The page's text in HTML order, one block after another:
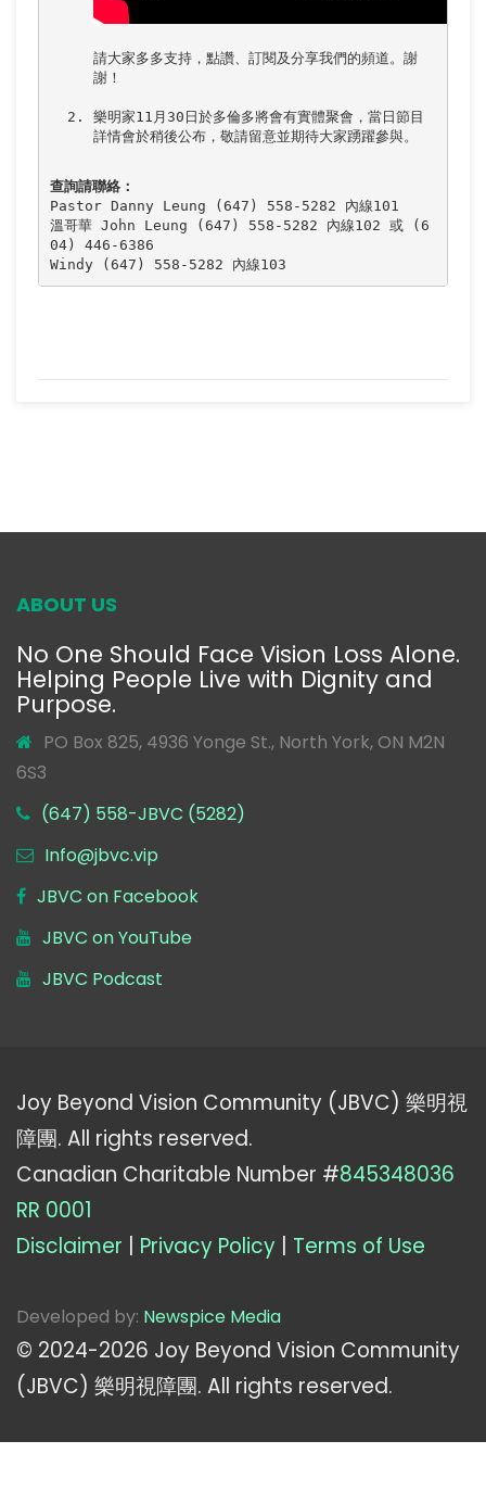
請大家多多支持，點讚、訂閱及分享我們的頻道。謝
樂明家11月30日於多倫多將會有實體聚會，當日節目
查詢請聯絡：
Pastor Danny Leung (647) 558-5282 內線101
溫哥華 John Leung (647) 558-5282 內線102 或 (6
04) 446-6386
Windy (647) 558-5282 內線103
ABOUT US
No One Should Face Vision Loss Alone.
Helping People Live with Dignity and
Purpose.
PO Box 825, 4936 Yonge St., North York, ON M2N
6S3
(647) 558-JBVC (5282)
Info@jbvc.vip
JBVC on Facebook
JBVC on YouTube
JBVC Podcast
Joy Beyond Vision Community (JBVC) 樂明視
障團. All rights reserved.
Canadian Charitable Number #845348036
RR 0001
Disclaimer | Privacy Policy | Terms of Use
Developed by: Newspice Media
© 2024-2026 Joy Beyond Vision Community
(JBVC) 樂明視障團. All rights reserved.